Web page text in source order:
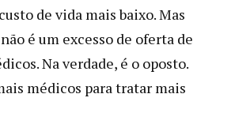
de vida mais baixo. Mas
é um excesso de oferta de
Na verdade, é o oposto.
médicos para tratar mais